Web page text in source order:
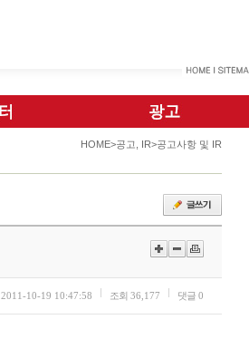
HOME>공고, IR>공고사항 및 IR
2011-10-19 10:47:58 조회 36,177 댓글 0